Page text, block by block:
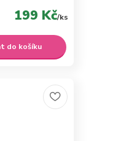
199 Kč/ks
do košíku